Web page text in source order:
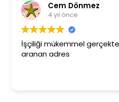
Cem Dönmez
4 yıl önce
İşçiliği mükemmel
aranan adres